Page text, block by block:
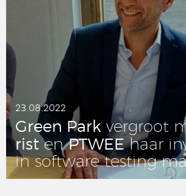
23.08.2022
Green Park ver­groot
ristenPTWEEhaar
in soft­wa­re testing